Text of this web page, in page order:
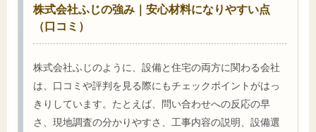
株式会社ふじの強み｜安心材料になりやすい点
（口コミ）
株式会社ふじのように、設備と住宅の両方に関わる会社
は、口コミや評判を見る際にもチェックポイントがはっ
きりしています。たとえば、問い合わせへの反応の早
さ、現地調査の分かりやすさ、工事内容の説明、設備選